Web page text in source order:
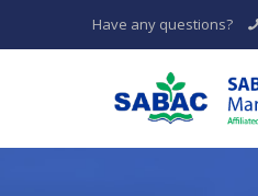
Have any questions?